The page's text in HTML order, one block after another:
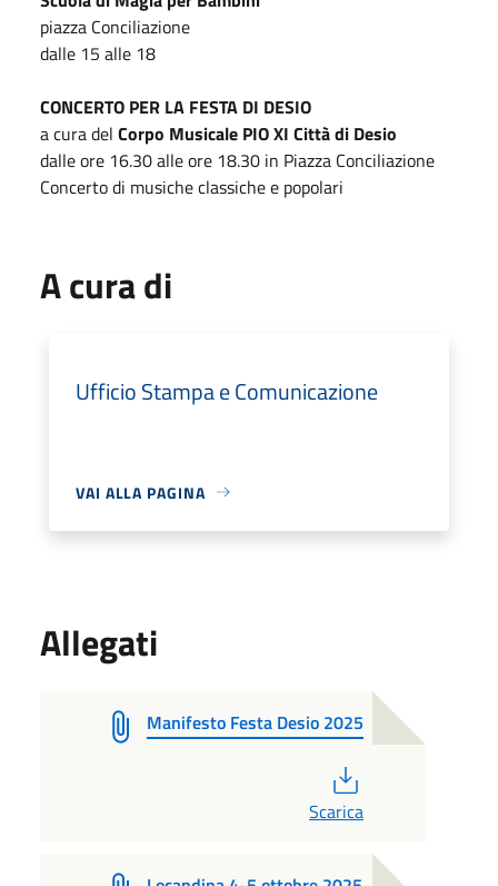
piazza Conciliazione
dalle 15 alle 18
CONCERTO PER LA FESTA DI DESIO
a cura del Corpo Musicale PIO XI Città di Desio
dalle ore 16.30 alle ore 18.30 in Piazza Conciliazione
Concerto di musiche classiche e popolari
A cura di
Ufficio Stampa e Comunicazione
VAI ALLA PAGINA
Allegati
Manifesto Festa Desio 2025
Scarica